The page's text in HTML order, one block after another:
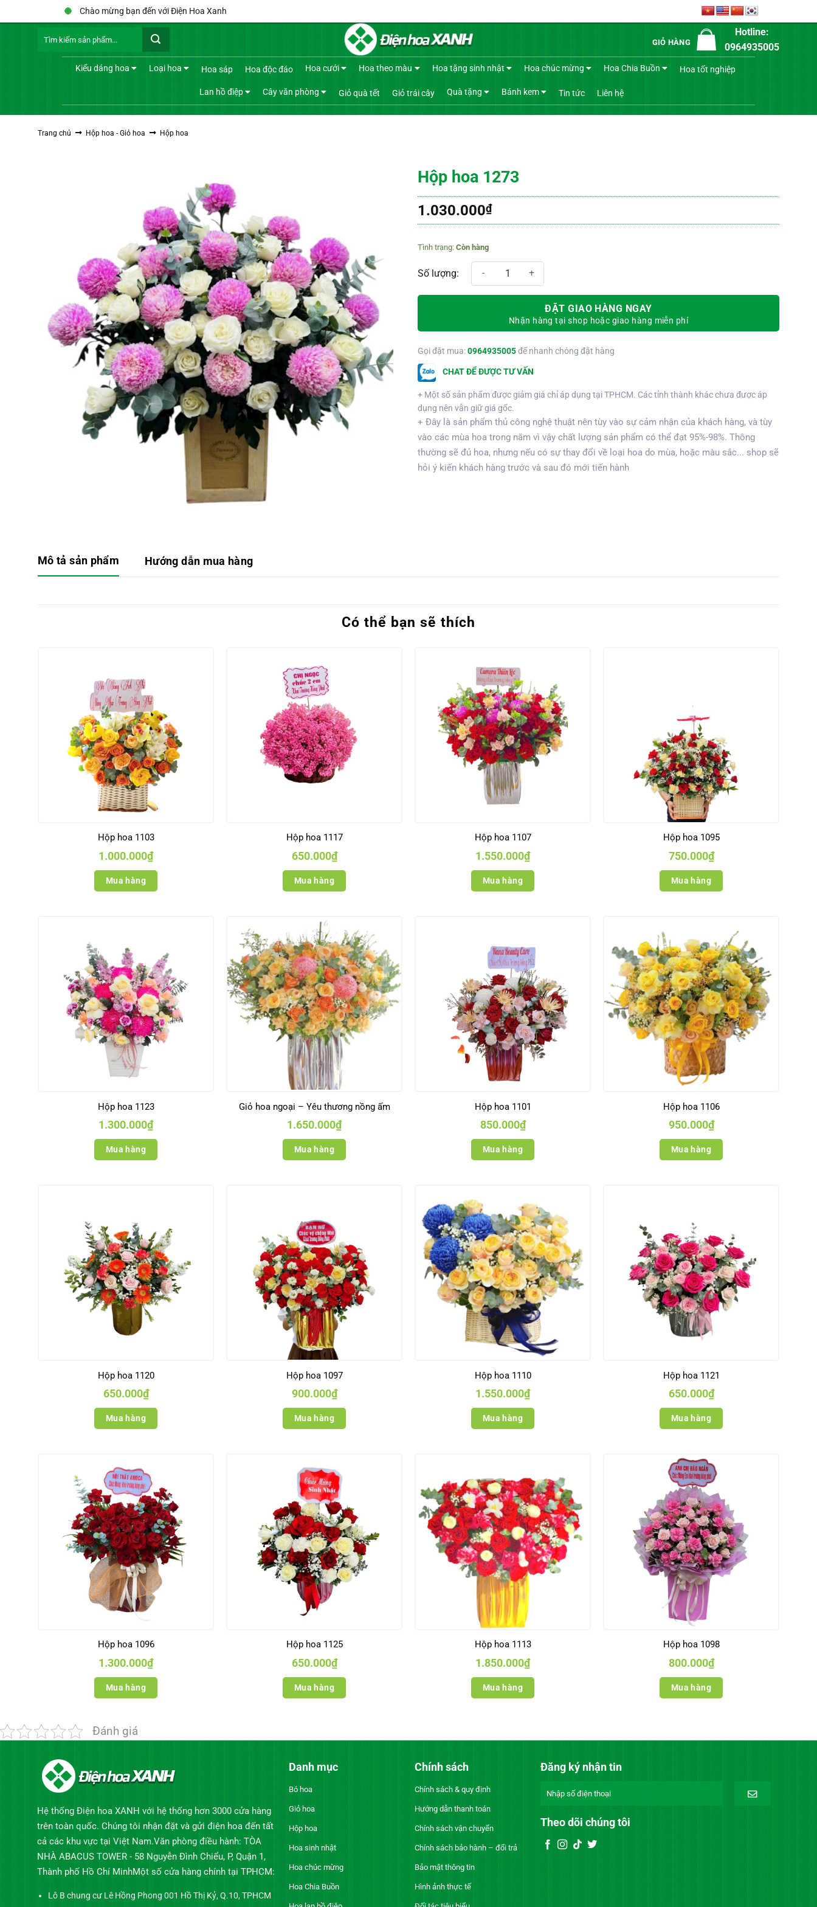
qua
Chào mừng bạn đến với Điện Hoa Xanh
kiếm:
GIỎ HÀNG
Hotline:
0964935005
Kiểu dáng hoa Loại hoa Hoa sáp Hoa độc đáo Hoa cưới Hoa theo màu Hoa tặng sinh nhật Hoa chúc mừng Hoa Chia Buồn Hoa tốt nghiệp
Lan hồ điệp Cây văn phòng Giỏ quà tết Giỏ trái cây Quà tặng Bánh kem Tin tức Liên hệ
Trang chủ Hộp hoa - Giỏ hoa Hộp hoa
Hộp hoa 1273
1.030.000₫
Còn hàng
Hộp hoa 1273 số lượng
ĐẶT GIAO HÀNG NGAY
Nhận hàng tại shop hoặc giao hàng miễn phí
Gọi đặt mua:0964935005để nhanh chóng đặt hàng
CHAT ĐỂ ĐƯỢC TƯ VẤN
+ Một số sản phẩm được giảm giá chỉ áp dụng tại TPHCM. Các tỉnh thành khác chưa được áp
dụng nên vẫn giữ giá gốc.
+ Đây là sản phẩm thủ công nghệ thuật nên tùy vào sự cảm nhận của khách hàng, và tùy
vào các mùa hoa trong năm vì vậy chất lượng sản phẩm có thể đạt 95%-98%. Thông
thường sẽ đủ hoa, nhưng nếu có sự thay đổi về loại hoa do mùa, hoặc màu sắc... shop sẽ
hỏi ý kiến khách hàng trước và sau đó mới tiến hành
Mô tả sản phẩm Hướng dẫn mua hàng
Có thể bạn sẽ thích
Hộp hoa 1103
1.000.000₫
Mua hàng
Hộp hoa 1117
650.000₫
Mua hàng
Hộp hoa 1107
1.550.000₫
Mua hàng
Hộp hoa 1095
750.000₫
Mua hàng
Hộp hoa 1123
1.300.000₫
Mua hàng
Giỏ hoa ngoại – Yêu thương nồng ấm
1.650.000₫
Mua hàng
Hộp hoa 1101
850.000₫
Mua hàng
Hộp hoa 1106
950.000₫
Mua hàng
Hộp hoa 1120
650.000₫
Mua hàng
Hộp hoa 1097
900.000₫
Mua hàng
Hộp hoa 1110
1.550.000₫
Mua hàng
Hộp hoa 1121
650.000₫
Mua hàng
Hộp hoa 1096
1.300.000₫
Mua hàng
Hộp hoa 1125
650.000₫
Mua hàng
Hộp hoa 1113
1.850.000₫
Mua hàng
Hộp hoa 1098
800.000₫
Mua hàng
Đánh giá
Hệ thống Điện hoa XANH với hệ thống hơn 3000 cửa hàng
trên toàn quốc. Chúng tôi nhận đặt và gửi điện hoa đến tất
cả các khu vực tại Việt Nam.Văn phòng điều hành: TÒA
NHÀ ABACUS TOWER - 58 Nguyễn Đình Chiểu, P, Quận 1,
Thành phố Hồ Chí MinhMột số cửa hàng chính tại TPHCM:
Lô B chung cư Lê Hồng Phong 001 Hồ Thị Kỷ, Q.10, TPHCM
Danh mục
Bó hoa
Giỏ hoa
Hộp hoa
Hoa sinh nhật
Hoa chúc mừng
Hoa Chia Buồn
Chính sách
Chính sách & quy định
Hướng dẫn thanh toán
Chính sách vận chuyển
Chính sách bảo hành – đổi trả
Bảo mật thông tin
Hình ảnh thực tế
Đăng ký nhận tin
Theo dõi chúng tôi